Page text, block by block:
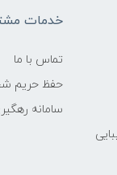
خدمات
تماس با ما
حفظ حریم
سامانه